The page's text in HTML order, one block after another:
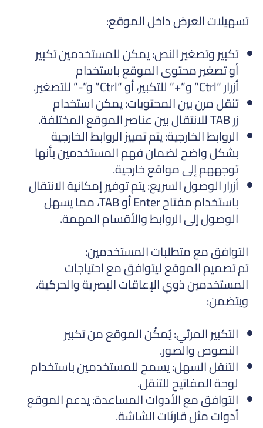
تسهيلات العرض داخل الموقع:
تكبير وتصغير النص: يمكن للمستخدمين تكبير
أو تصغير محتوى الموقع باستخدام
أزرار “Ctrl” و”+” للتكبير، أو “Ctrl” و”-” للتصغير.
تنقل مرن بين المحتويات: يمكن استخدام
زر TAB للانتقال بين عناصر الموقع المختلفة.
الروابط الخارجية: يتم تمييز الروابط الخارجية
بشكل واضح لضمان فهم المستخدمين بأنها
توجههم إلى مواقع خارجية.
أزرار الوصول السريع: يتم توفير إمكانية الانتقال
باستخدام مفتاح Enter أو TAB، مما يسهل
الوصول إلى الروابط والأقسام المهمة.
التوافق مع متطلبات المستخدمين:
تم تصميم الموقع ليتوافق مع احتياجات
المستخدمين ذوي الإعاقات البصرية والحركية،
ويتضمن:
التكبير المرئي: يُمكّن الموقع من تكبير
النصوص والصور.
التنقل السهل: يسمح للمستخدمين باستخدام
لوحة المفاتيح للتنقل.
التوافق مع الأدوات المساعدة: يدعم الموقع
أدوات مثل قارئات الشاشة.